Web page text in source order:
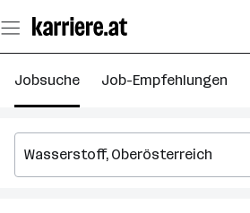
Seiteninhalt
springen
Jobsuche Job-Empfehlungen